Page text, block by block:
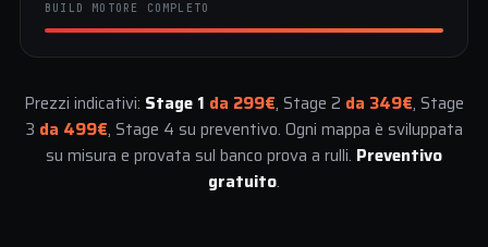
BUILD MOTORE COMPLETO
Prezzi indicativi: Stage 1 da 299€, Stage 2 da 349€, Stage
3 da 499€, Stage 4 su preventivo. Ogni mappa è sviluppata
su misura e provata sul banco prova a rulli. Preventivo
gratuito.